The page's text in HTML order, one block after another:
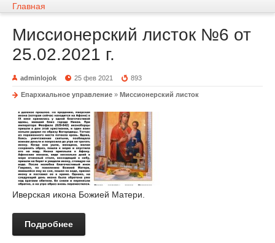
Главная
Миссионерский листок №6 от
25.02.2021 г.
adminlojok 25 фев 2021 893
Епархиальное управление » Миссионерский листок
Иверская икона Божией Матери.
Подробнее